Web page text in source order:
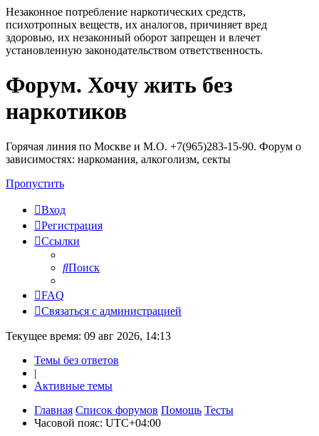
Незаконное потребление наркотических средств,
психотропных веществ, их аналогов, причиняет вред
здоровью, их незаконный оборот запрещен и влечет
установленную законодательством ответственность.
Регистрация
Форум. Хочу жить без
наркотиков
Горячая линия по Москве и М.О. +7(965)283-15-90. Форум о
зависимостях: наркомания, алкоголизм, секты
Пропустить
Вход
Регистрация
Ссылки
Поиск
FAQ
Связаться с администрацией
Текущее время: 09 авг 2026, 14:13
Темы без ответов
|
Активные темы
Главная Список форумов Помощь Тесты
Часовой пояс: UTC+04:00